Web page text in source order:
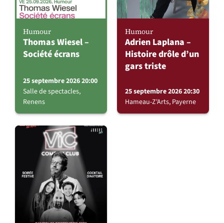
Humour
Thomas Wiesel –
Société écrans
25 septembre 2026 20:00
Salle de spectacles,
Renens
Humour
Adrien Laplana –
Histoire drôle d’un
gars triste
25 septembre 2026 20:30
Hameau-Z'Arts, Payerne